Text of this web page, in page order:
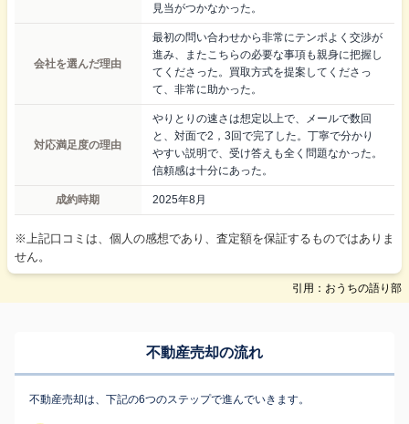
見当がつかなかった。
会社を選んだ理由
最初の問い合わせから非常にテンポよく交渉が
進み、またこちらの必要な事項も親身に把握し
てくださった。買取方式を提案してくださっ
て、非常に助かった。
対応満足度の理由
やりとりの速さは想定以上で、メールで数回
と、対面で2，3回で完了した。丁寧で分かり
やすい説明で、受け答えも全く問題なかった。
信頼感は十分にあった。
成約時期 2025年8月
※上記口コミは、個人の感想であり、査定額を保証するものではありま
せん。
引用：おうちの語り部
不動産売却の流れ
不動産売却は、下記の6つのステップで進んでいきます。